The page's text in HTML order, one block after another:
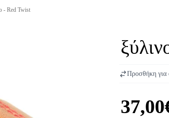
- Red Twist
Προσθήκη για